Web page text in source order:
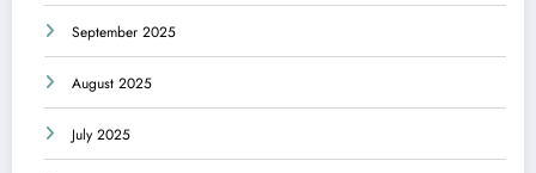
September 2025
August 2025
July 2025